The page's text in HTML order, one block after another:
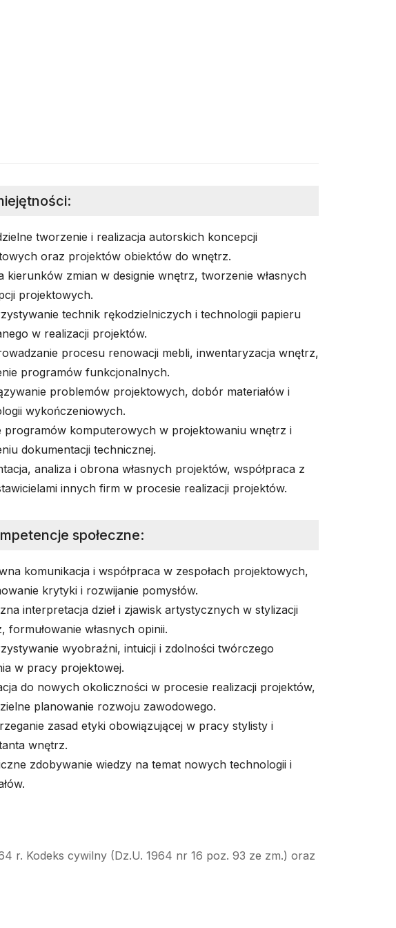
:
tworzenie i realizacja autorskich koncepcji
oraz projektów obiektów do wnętrz.
kierunków zmian w designie wnętrz, tworzenie własnych
projektowych.
technik rękodzielniczych i technologii papieru
w realizacji projektów.
procesu renowacji mebli, inwentaryzacja wnętrz,
programów funkcjonalnych.
problemów projektowych, dobór materiałów i
wykończeniowych.
programów komputerowych w projektowaniu wnętrz i
dokumentacji technicznej.
analiza i obrona własnych projektów, współpraca z
innych firm w procesie realizacji projektów.
społeczne:
komunikacja i współpraca w zespołach projektowych,
krytyki i rozwijanie pomysłów.
interpretacja dzieł i zjawisk artystycznych w stylizacji
formułowanie własnych opinii.
wyobraźni, intuicji i zdolności twórczego
w pracy projektowej.
do nowych okoliczności w procesie realizacji projektów,
planowanie rozwoju zawodowego.
zasad etyki obowiązującej w pracy stylisty i
wnętrz.
zdobywanie wiedzy na temat nowych technologii i
r. Kodeks cywilny (Dz.U. 1964 nr 16 poz. 93 ze zm.) oraz